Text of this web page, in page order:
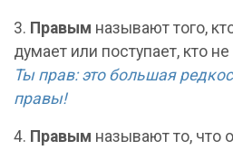
3. Правым называют того,
думает или поступает, кто
Ты прав: это большая
правы!
4. Правым называют то, что